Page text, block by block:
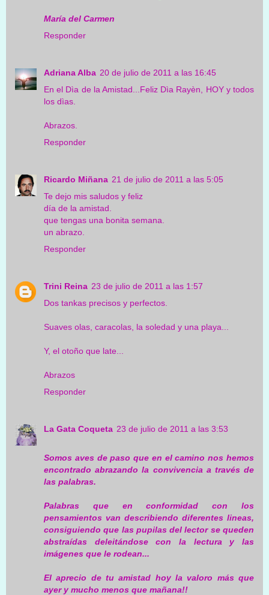
María del Carmen
Responder
Adriana Alba 20 de julio de 2011 a las 16:45
En el Dìa de la Amistad...Feliz Dìa Rayèn, HOY y todos
los dìas.
Abrazos.
Responder
Ricardo Miñana 21 de julio de 2011 a las 5:05
Te dejo mis saludos y feliz
día de la amistad.
que tengas una bonita semana.
un abrazo.
Responder
Trini Reina 23 de julio de 2011 a las 1:57
Dos tankas precisos y perfectos.
Suaves olas, caracolas, la soledad y una playa...
Y, el otoño que late...
Abrazos
Responder
La Gata Coqueta 23 de julio de 2011 a las 3:53
Somos aves de paso que en el camino nos hemos
encontrado abrazando la convivencia a través de
las palabras.
Palabras que en conformidad con los
pensamientos van describiendo diferentes lineas,
consiguiendo que las pupilas del lector se queden
abstraídas deleitándose con la lectura y las
imágenes que le rodean...
El aprecio de tu amistad hoy la valoro más que
ayer y mucho menos que mañana!!